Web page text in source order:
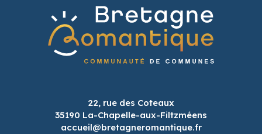
22, rue des Coteaux
35190 La-Chapelle-aux-Filtzméens
accueil@bretagneromantique.fr